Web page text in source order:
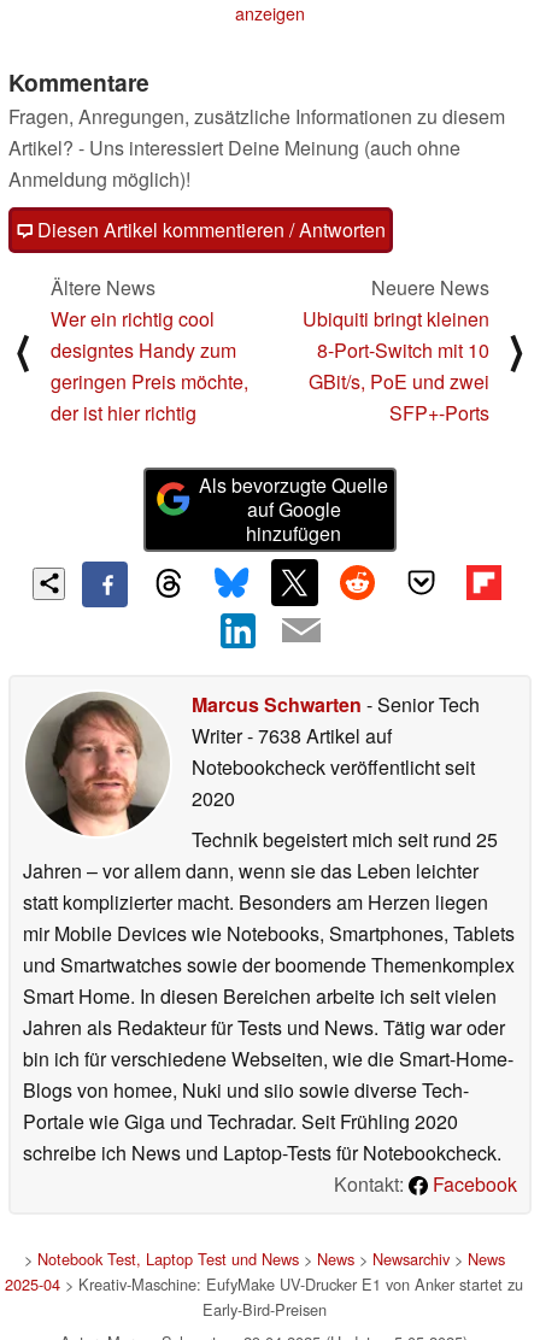
anzeigen
Kommentare
Fragen, Anregungen, zusätzliche Informationen zu diesem
Artikel? - Uns interessiert Deine Meinung (auch ohne
Anmeldung möglich)!
Diesen Artikel kommentieren / Antworten
⟨
Ältere News
Wer ein richtig cool
designtes Handy zum
geringen Preis möchte,
der ist hier richtig
Neuere News
Ubiquiti bringt kleinen
8-Port-Switch mit 10
GBit/s, PoE und zwei
SFP+-Ports
⟩
Als bevorzugte Quelle
auf Google
hinzufügen
Marcus Schwarten - Senior Tech
Writer- 7638 Artikel auf
Notebookcheck veröffentlichtseit
2020
Technik begeistert mich seit rund 25
Jahren – vor allem dann, wenn sie das Leben leichter
statt komplizierter macht. Besonders am Herzen liegen
mir Mobile Devices wie Notebooks, Smartphones, Tablets
und Smartwatches sowie der boomende Themenkomplex
Smart Home. In diesen Bereichen arbeite ich seit vielen
Jahren als Redakteur für Tests und News. Tätig war oder
bin ich für verschiedene Webseiten, wie die Smart-Home-
Blogs von homee, Nuki und siio sowie diverse Tech-
Portale wie Giga und Techradar. Seit Frühling 2020
schreibe ich News und Laptop-Tests für Notebookcheck.
Kontakt:
Facebook
> Notebook Test, Laptop Test und News> News> Newsarchiv> News
2025-04 > Kreativ-Maschine: EufyMake UV-Drucker E1 von Anker startet zu
Early-Bird-Preisen